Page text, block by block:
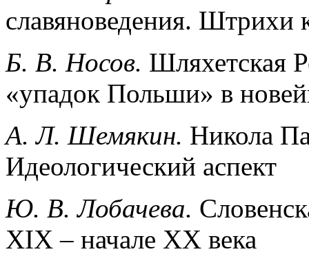
славяноведения. Штрихи
Б. В. Носов. Шляхетская
«упадок Польши» в
А.Л. Шемякин. Никола
Идеологический аспект
Ю. В.Лобачева.
XIX – начале XX века